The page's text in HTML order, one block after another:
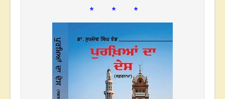
* * *